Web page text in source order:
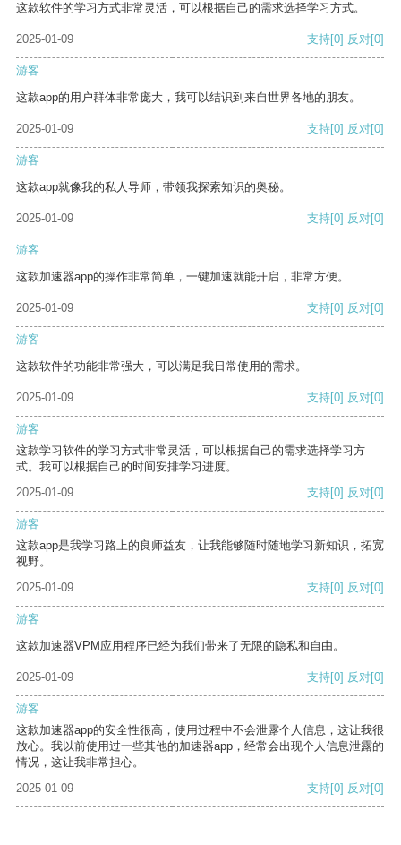
这款软件的学习方式非常灵活，可以根据自己的需求选择学习方式。
2025-01-09 支持[0] 反对[0]
游客
这款app的用户群体非常庞大，我可以结识到来自世界各地的朋友。
2025-01-09 支持[0] 反对[0]
游客
这款app就像我的私人导师，带领我探索知识的奥秘。
2025-01-09 支持[0] 反对[0]
游客
这款加速器app的操作非常简单，一键加速就能开启，非常方便。
2025-01-09 支持[0] 反对[0]
游客
这款软件的功能非常强大，可以满足我日常使用的需求。
2025-01-09 支持[0] 反对[0]
游客
这款学习软件的学习方式非常灵活，可以根据自己的需求选择学习方
式。我可以根据自己的时间安排学习进度。
2025-01-09
支持[0] 反对[0]
游客
这款app是我学习路上的良师益友，让我能够随时随地学习新知识，拓宽
视野。
2025-01-09
支持[0] 反对[0]
游客
这款加速器VPM应用程序已经为我们带来了无限的隐私和自由。
2025-01-09 支持[0] 反对[0]
游客
这款加速器app的安全性很高，使用过程中不会泄露个人信息，这让我很
放心。我以前使用过一些其他的加速器app，经常会出现个人信息泄露的
情况，这让我非常担心。
2025-01-09
支持[0] 反对[0]